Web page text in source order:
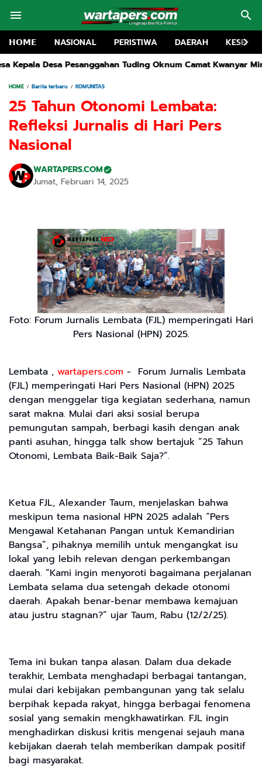
𝗛𝗢𝗠𝗘 NASIONAL PERISTIWA DAERAH
Oknum Camat Kwanyar Minta Setoran Rp10 Juta Rakor
HOME Barita terbaru KOMUNITAS
25 Tahun Otonomi Lembata:
Refleksi Jurnalis di Hari Pers
Nasional
WARTAPERS.COM
Jumat, Februari 14, 2025
Foto: Forum Jurnalis Lembata (FJL) memperingati Hari
Pers Nasional (HPN) 2025.
Lembata , wartapers.com - Forum Jurnalis Lembata
(FJL) memperingati Hari Pers Nasional (HPN) 2025
dengan menggelar tiga kegiatan sederhana, namun
sarat makna. Mulai dari aksi sosial berupa
pemungutan sampah, berbagi kasih dengan anak
panti asuhan, hingga talk show bertajuk “25 Tahun
Otonomi, Lembata Baik-Baik Saja?”.
Ketua FJL, Alexander Taum, menjelaskan bahwa
meskipun tema nasional HPN 2025 adalah “Pers
Mengawal Ketahanan Pangan untuk Kemandirian
Bangsa”, pihaknya memilih untuk mengangkat isu
lokal yang lebih relevan dengan perkembangan
daerah. “Kami ingin menyoroti bagaimana perjalanan
Lembata selama dua setengah dekade otonomi
daerah. Apakah benar-benar membawa kemajuan
atau justru stagnan?” ujar Taum, Rabu (12/2/25).
Tema ini bukan tanpa alasan. Dalam dua dekade
terakhir, Lembata menghadapi berbagai tantangan,
mulai dari kebijakan pembangunan yang tak selalu
berpihak kepada rakyat, hingga berbagai fenomena
sosial yang semakin mengkhawatirkan. FJL ingin
menghadirkan diskusi kritis mengenai sejauh mana
kebijakan daerah telah memberikan dampak positif
bagi masyarakat.